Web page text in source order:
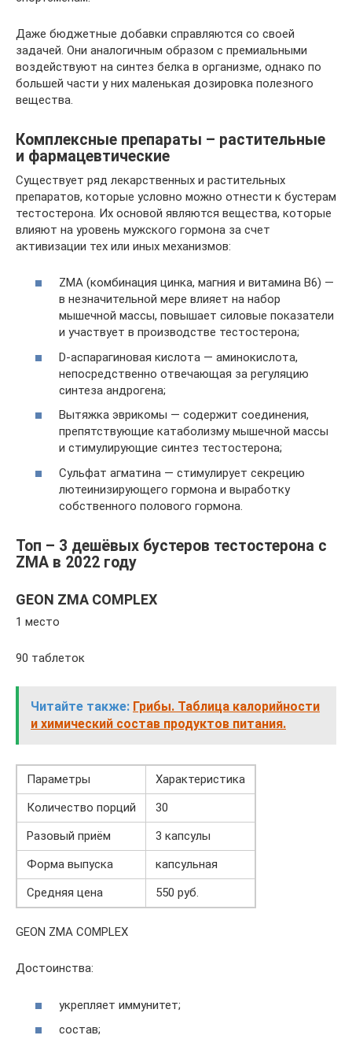
Даже бюджетные добавки справляются со своей
задачей. Они аналогичным образом с премиальными
воздействуют на синтез белка в организме, однако по
большей части у них маленькая дозировка полезного
вещества.
Комплексные препараты – растительные
и фармацевтические
Существует ряд лекарственных и растительных
препаратов, которые условно можно отнести к бустерам
тестостерона. Их основой являются вещества, которые
влияют на уровень мужского гормона за счет
активизации тех или иных механизмов:
ZMA (комбинация цинка, магния и витамина B6) —
в незначительной мере влияет на набор
мышечной массы, повышает силовые показатели
и участвует в производстве тестостерона;
D-аспарагиновая кислота — аминокислота,
непосредственно отвечающая за регуляцию
синтеза андрогена;
Вытяжка эврикомы — содержит соединения,
препятствующие катаболизму мышечной массы
и стимулирующие синтез тестостерона;
Сульфат агматина — стимулирует секрецию
лютеинизирующего гормона и выработку
собственного полового гормона.
Топ – 3 дешёвых бустеров тестостерона с
ZMA в 2022 году
GEON ZMA COMPLEX
1 место
90 таблеток
Читайте также: Грибы. Таблица калорийности
и химический состав продуктов питания.
Параметры
Характеристика
Количество порций
30
Разовый приём
3 капсулы
Форма выпуска
капсульная
Средняя цена
550 руб.
GEON ZMA COMPLEX
Достоинства:
укрепляет иммунитет;
состав;